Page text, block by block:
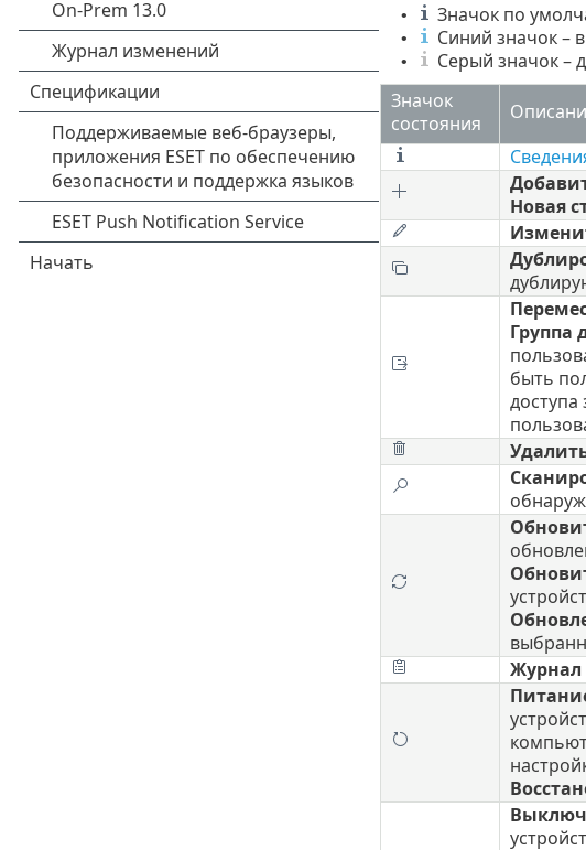
• Значок по
• Синий значок –
•
Серый значок –
Значок
состояния
Новая
Группа
быть
доступа
Журнал